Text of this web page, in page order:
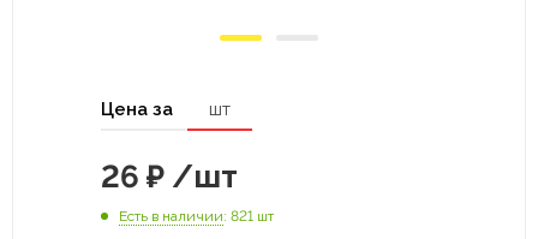
Цена за шт
26 ₽ /шт
Есть в наличии: 821 шт